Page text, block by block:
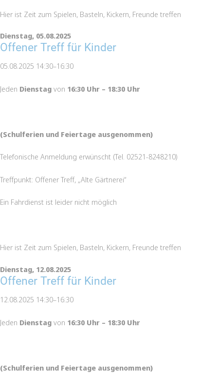
Hier ist Zeit zum Spielen, Basteln, Kickern, Freunde treffen
Dienstag, 05.08.2025
Offener Treff für Kinder
05.08.2025 14:30–16:30
Jeden Dienstag von 16:30 Uhr – 18:30 Uhr
(Schulferien und Feiertage ausgenommen)
Telefonische Anmeldung erwünscht (Tel. 02521-8248210)
Treffpunkt: Offener Treff, „Alte Gärtnerei“
Ein Fahrdienst ist leider nicht möglich
Hier ist Zeit zum Spielen, Basteln, Kickern, Freunde treffen
Dienstag, 12.08.2025
Offener Treff für Kinder
12.08.2025 14:30–16:30
Jeden Dienstag von 16:30 Uhr – 18:30 Uhr
(Schulferien und Feiertage ausgenommen)